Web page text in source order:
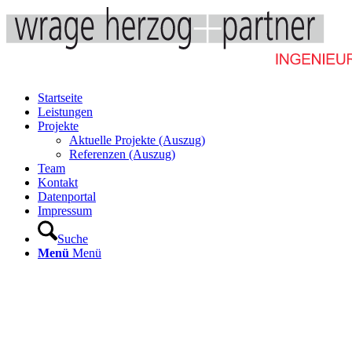
Startseite
Leistungen
Projekte
Aktuelle Projekte (Auszug)
Referenzen (Auszug)
Team
Kontakt
Datenportal
Impressum
Suche
Menü Menü